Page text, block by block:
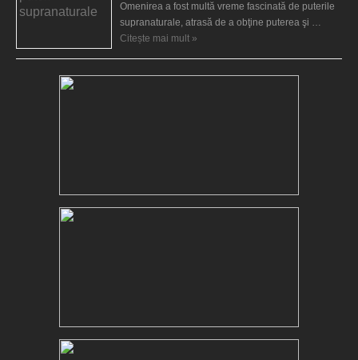
Omenirea a fost multă vreme fascinată de puterile
supranaturale, atrasă de a obţine puterea şi …
Citește mai mult »